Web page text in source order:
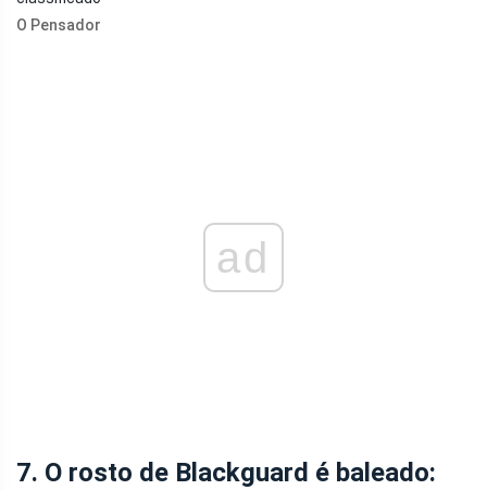
O Pensador
ad
7. O rosto de Blackguard é baleado: